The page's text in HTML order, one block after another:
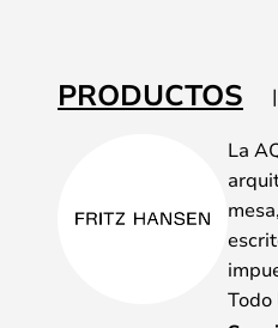
galería
de
PRODUCTOS
La